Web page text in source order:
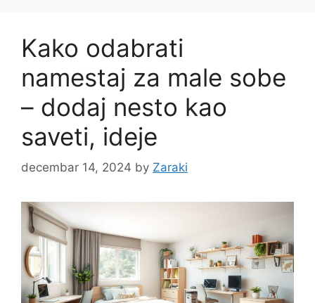
Kako odabrati
namestaj za male sobe
– dodaj nesto kao
saveti, ideje
decembar 14, 2024 by Zaraki